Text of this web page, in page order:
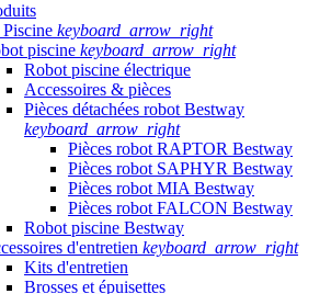
keyboard_arrow_right
piscine keyboard_arrow_right
Robot piscine électrique
Accessoires & pièces
Pièces détachées robot Bestway
keyboard_arrow_right
Pièces robot RAPTOR Bestway
Pièces robot SAPHYR Bestway
Pièces robot MIA Bestway
Pièces robot FALCON Bestway
Robot piscine Bestway
d'entretien keyboard_arrow_right
Kits d'entretien
Brosses et épuisettes